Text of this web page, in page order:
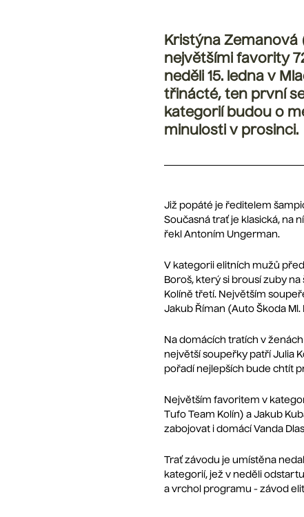
Kristýna Zemanová
největšími favority
neděli 15. ledna v
třinácté, ten první
kategorií budou o
minulosti v prosinci.
Již popáté je ředitelem
Současná trať je klasická, na
řekl Antoním Ungerman.
V kategorii elitních mužů
Boroš, který si brousí zuby
Kolíně třetí. Největším
Jakub Říman (Auto Škoda Ml.
Na domácích tratích v
největší soupeřky patří Julia
pořadí nejlepších bude chtít
Největším favoritem v
Tufo Team Kolín) a Jakub
zabojovat i domácí Vanda
Trať závodu je umístěna
kategorií, jež v neděli
a vrchol programu - závod